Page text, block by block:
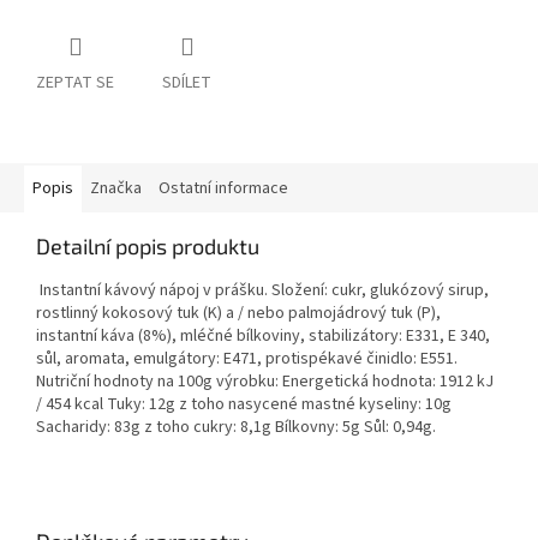
ZEPTAT SE SDÍLET
Popis Značka Ostatní informace
Detailní popis produktu
Instantní kávový nápoj v prášku. Složení: cukr, glukózový sirup,
rostlinný kokosový tuk (K) a / nebo palmojádrový tuk (P),
instantní káva (8%), mléčné bílkoviny, stabilizátory: E331, E 340,
sůl, aromata, emulgátory: E471, protispékavé činidlo: E551.
Nutriční hodnoty na 100g výrobku: Energetická hodnota: 1912 kJ
/ 454 kcal Tuky: 12g z toho nasycené mastné kyseliny: 10g
Sacharidy: 83g z toho cukry: 8,1g Bílkovny: 5g Sůl: 0,94g.